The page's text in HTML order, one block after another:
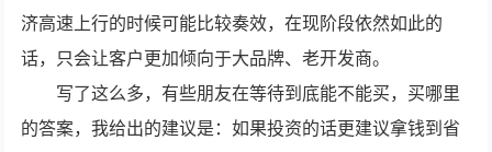
济高速上行的时候可能比较奏效，在现阶段依然如此的
话，只会让客户更加倾向于大品牌、老开发商。
写了这么多，有些朋友在等待到底能不能买，买哪里
的答案，我给出的建议是：如果投资的话更建议拿钱到省